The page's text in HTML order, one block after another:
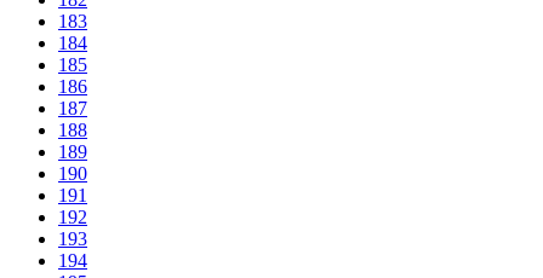
183
184
185
186
187
188
189
190
191
192
193
194